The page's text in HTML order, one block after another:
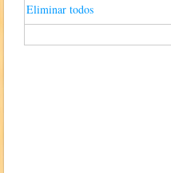
Eliminar todos